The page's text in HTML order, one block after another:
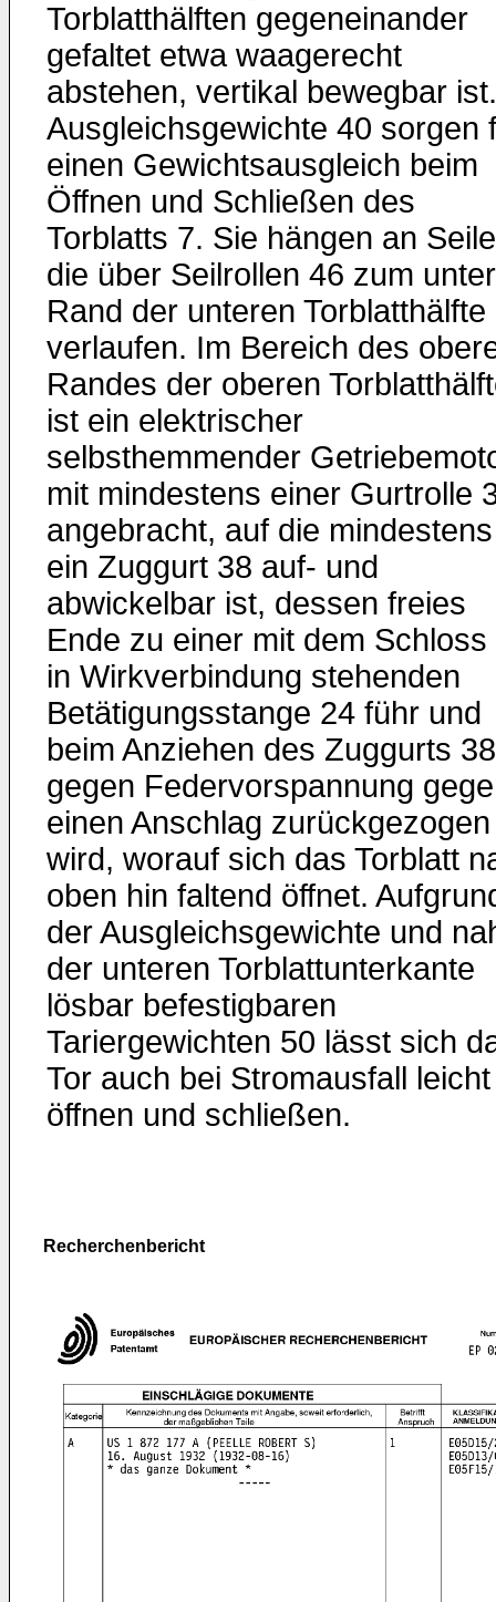
Torblatthälften gegeneinander
gefaltet etwa waagerecht
abstehen, vertikal bewegbar ist.
Ausgleichsgewichte 40 sorgen
einen Gewichtsausgleich beim
Öffnen und Schließen des
Torblatts 7. Sie hängen an
die über Seilrollen 46 zum
Rand der unteren Torblatthälfte
verlaufen. Im Bereich des
Randes der oberen
ist ein elektrischer
selbsthemmender
mit mindestens einer Gurtrolle
angebracht, auf die mindestens
ein Zuggurt 38 auf- und
abwickelbar ist, dessen freies
Ende zu einer mit dem Schloss
in Wirkverbindung stehenden
Betätigungsstange 24 führ und
beim Anziehen des Zuggurts 38
gegen Federvorspannung
einen Anschlag zurückgezogen
wird, worauf sich das Torblatt
oben hin faltend öffnet.
der Ausgleichsgewichte und
der unteren Torblattunterkante
lösbar befestigbaren
Tariergewichten 50 lässt sich
Tor auch bei Stromausfall leicht
öffnen und schließen.
Recherchenbericht